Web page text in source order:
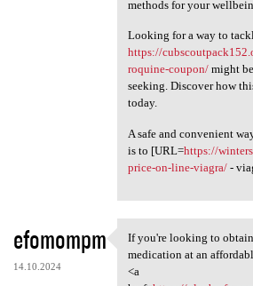
methods for your
Looking for a way to
https://
roquine-coupon/might
seeking. Discover how
today.
A safe and convenient
is to [URL=https://
price-on-line-viagra/-
efomompm
14.10.2024
If you're looking to
If you're looking to
medication at an
<a